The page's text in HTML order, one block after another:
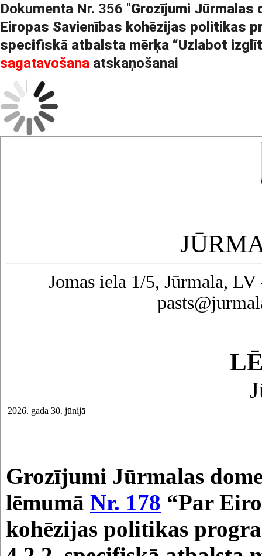
Dokumenta Nr. 356 "Grozījumi Jūrmalas
Eiropas Savienības kohēzijas politikas
specifiskā atbalsta mērķa “Uzlabot
sagatavošana atskaņošanai